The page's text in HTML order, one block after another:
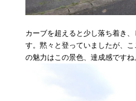
カーブを超えると少し落ち着き
す。黙々と登っていましたが、
の魅力はこの景色、達成感ですね